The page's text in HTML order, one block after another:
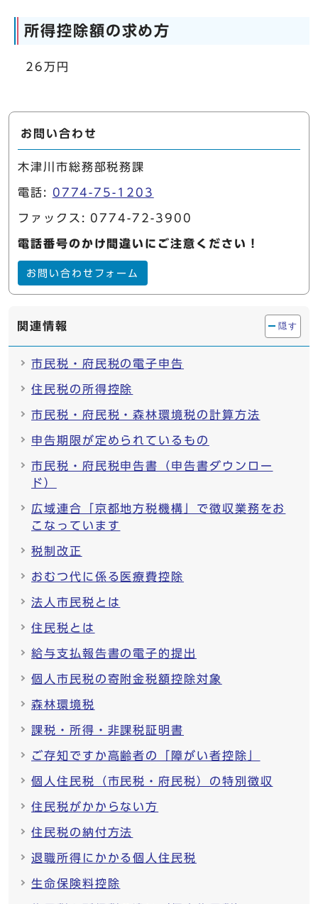
所得控除額の求め方
26万円
お問い合わせ
木津川市総務部税務課
電話: 0774-75-1203
ファックス: 0774-72-3900
電話番号のかけ間違いにご注意ください！
お問い合わせフォーム
関連情報 隠す
市民税・府民税の電子申告
住民税の所得控除
市民税・府民税・森林環境税の計算方法
申告期限が定められているもの
市民税・府民税申告書（申告書ダウンロー
ド）
広域連合「京都地方税機構」で徴収業務をお
こなっています
税制改正
おむつ代に係る医療費控除
法人市民税とは
住民税とは
給与支払報告書の電子的提出
個人市民税の寄附金税額控除対象
森林環境税
課税・所得・非課税証明書
ご存知ですか高齢者の「障がい者控除」
個人住民税（市民税・府民税）の特別徴収
住民税がかからない方
住民税の納付方法
退職所得にかかる個人住民税
生命保険料控除